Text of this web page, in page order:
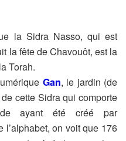
la Sidra Nasso, qui est
la fête de Chavouôt, est la
Torah.
Gan, le jardin (de
cette Sidra qui comporte
ayant été créé par
l’alphabet, on voit que 176